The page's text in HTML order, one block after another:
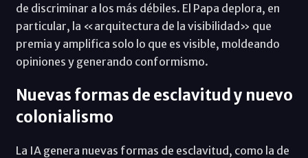
de discriminar a los más débiles. El Papa deplora, en
particular, la «arquitectura de la visibilidad» que
premia y amplifica solo lo que es visible, moldeando
opiniones y generando conformismo.
Nuevas formas de esclavitud y nuevo
colonialismo
La IA genera nuevas formas de esclavitud, como la de